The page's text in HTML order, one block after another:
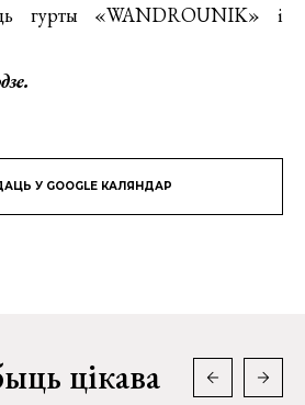
гурты «WANDROUNIK» і
У GOOGLE КАЛЯНДАР
цікава